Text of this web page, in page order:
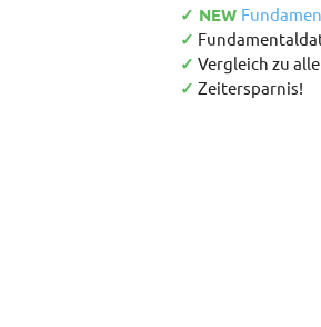
✓ NEW
✓
✓ Vergleich zu
✓ Zeitersparnis!